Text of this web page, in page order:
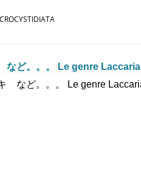
ど。。。 Le genre Laccaria